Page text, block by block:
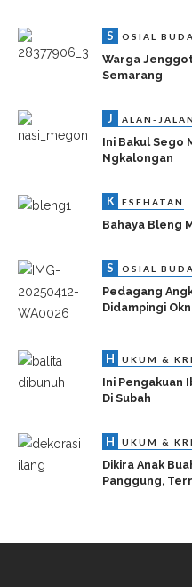
S OSIAL
Warga
Semarang
J ALAN-JALAN
Ini Bakul Sego
Ngkalongan
K ESEHATAN
Bahaya Bleng
S OSIAL
Pedagang
Didampingi
H UKUM &
Ini Pengakuan
Di Subah
H UKUM &
Dikira Anak
Panggung,